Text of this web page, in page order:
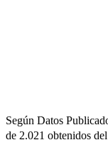
Según Datos
de 2.021 obtenidos del